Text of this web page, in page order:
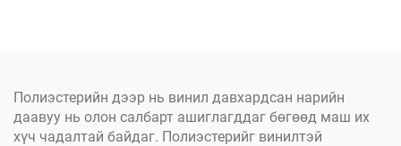
Полиэстерийн дээр нь винил давхардсан нарийн
даавуу нь олон салбарт ашиглагддаг бөгөөд маш их
хүч чадалтай байдаг. Полиэстерийг винилтэй